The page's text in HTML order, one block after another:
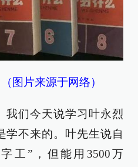
图片来源于网络）
我们今天说学习叶永烈
学不来的。叶先生说自
工”，但能用3500万